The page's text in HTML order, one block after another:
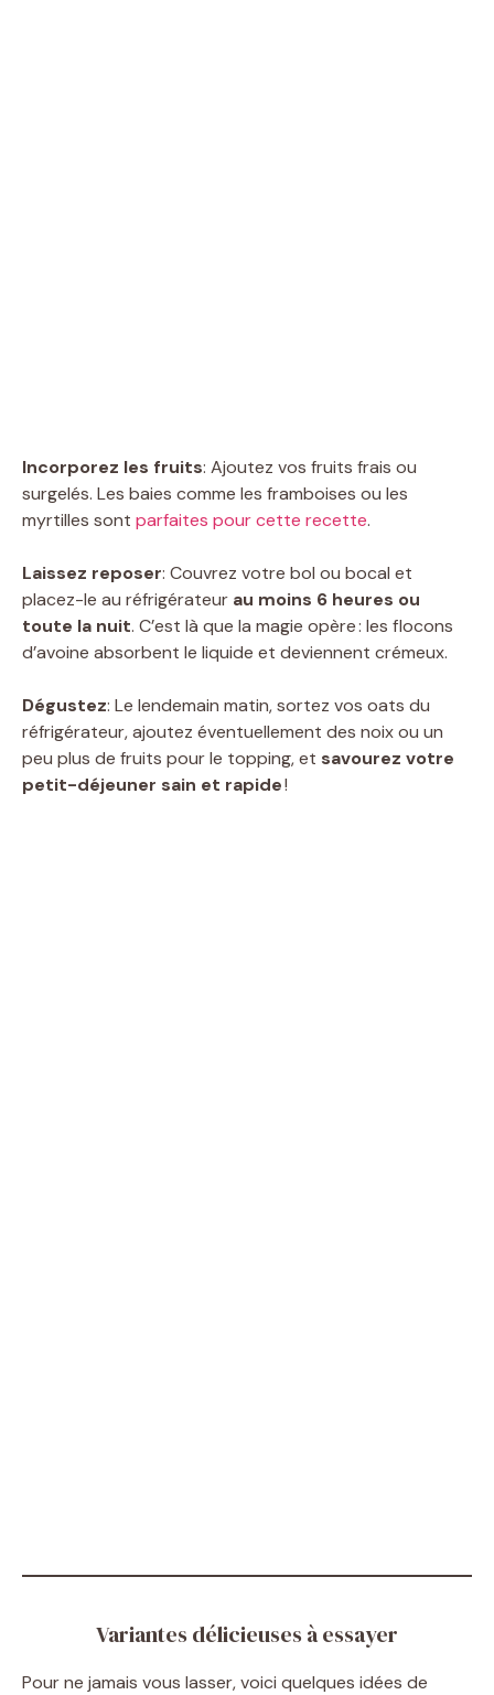
Incorporez les fruits: Ajoutez vos fruits frais ou
surgelés. Les baies comme les framboises ou les
myrtilles sont parfaites pour cette recette.
Laissez reposer: Couvrez votre bol ou bocal et
placez-le au réfrigérateur au moins 6 heures ou
toute la nuit. C’est là que la magie opère : les flocons
d’avoine absorbent le liquide et deviennent crémeux.
Dégustez: Le lendemain matin, sortez vos oats du
réfrigérateur, ajoutez éventuellement des noix ou un
peu plus de fruits pour le topping, et savourez votre
petit-déjeuner sain et rapide!
Variantes délicieuses à essayer
Pour ne jamais vous lasser, voici quelques idées de